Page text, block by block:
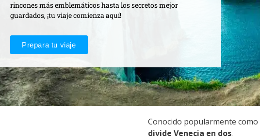
rincones más emblemáticos hasta los secretos mejor
guardados, ¡tu viaje comienza aquí!
Prepara tu viaje
Conocido popularmente como
divide Venecia en dos.